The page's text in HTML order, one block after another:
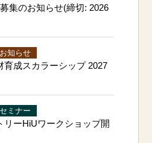
集のお知らせ(締切: 2026
知らせ
育成スカラーシップ 2027
ミナー
リーHiUワークショップ開